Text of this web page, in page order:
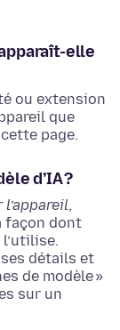
elle
ou extension
que
page.
d’IA ?
l’appareil,
façon dont
détails et
de modèle »
sur un